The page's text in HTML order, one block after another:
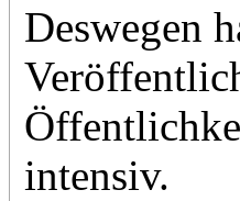
Deswegen
intensiv.